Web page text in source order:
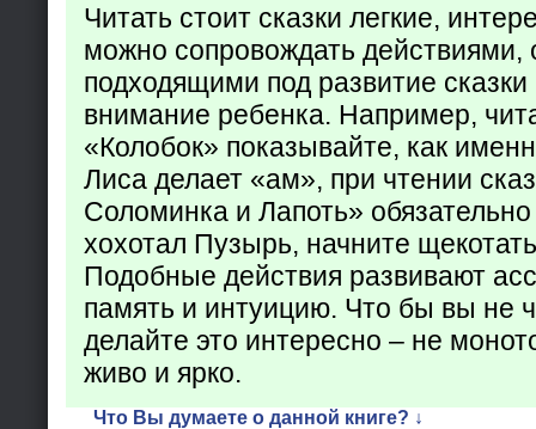
Читать стоит сказки легкие,
можно сопровождать действиями,
подходящими под развитие
внимание ребенка. Например,
«Колобок» показывайте, как
Лиса делает «ам», при чтении
Соломинка и Лапоть»
хохотал Пузырь, начните
Подобные действия развивают
память и интуицию. Что бы вы не
делайте это интересно – не
живо и ярко.
Что Вы думаете о данной книге? ↓